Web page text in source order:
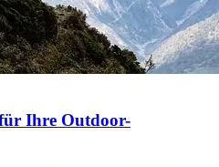
Ihre Outdoor-